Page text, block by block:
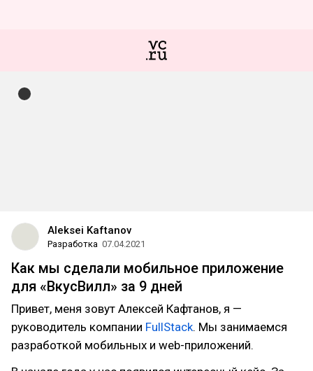
Aleksei Kaftanov
Разработка 07.04.2021
Как мы сделали мобильное приложение
для «ВкусВилл» за 9 дней
Привет, меня зовут Алексей Кафтанов, я —
руководитель компании FullStack. Мы занимаемся
разработкой мобильных и web-приложений.